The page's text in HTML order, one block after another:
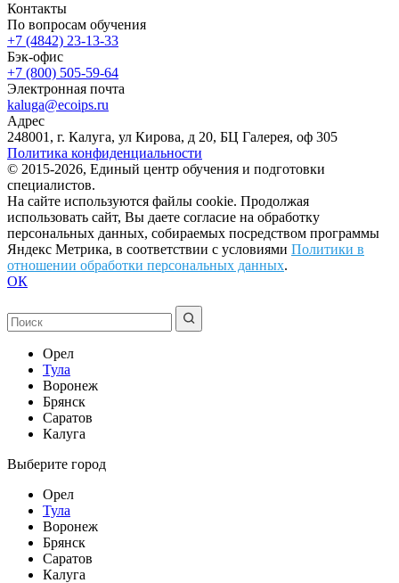
Контакты
По вопросам обучения
+7 (4842) 23-13-33
Бэк-офис
+7 (800) 505-59-64
Электронная почта
kaluga@ecoips.ru
Адрес
248001, г. Калуга, ул Кирова, д 20, БЦ Галерея, оф 305
Политика конфиденциальности
© 2015-2026, Единый центр обучения и подготовки
специалистов.
На сайте используются файлы cookie. Продолжая
использовать сайт, Вы даете согласие на обработку
персональных данных, собираемых посредством программы
Яндекс Метрика, в соответствии с условиями Политики в
отношении обработки персональных данных.
ОК
Орел
Тула
Воронеж
Брянск
Саратов
Калуга
Выберите город
Орел
Тула
Воронеж
Брянск
Саратов
Калуга